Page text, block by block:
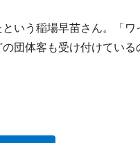
いう稲場早苗さん。「ワ
団体客も受け付けている